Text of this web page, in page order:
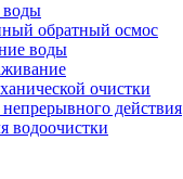
воды
обратный осмос
воды
очистки
действия
водоочистки